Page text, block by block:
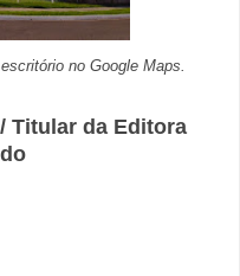
no Google Maps.
Titular da Editora